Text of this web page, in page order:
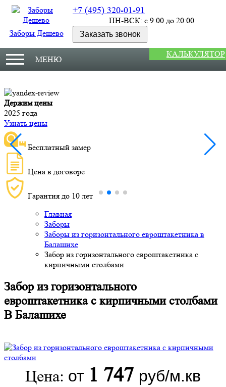
Заборы Дешево
+7 (495) 320-01-91
ПН-ВСК: с 9:00 до 20:00
Заказать звонок
МЕНЮ
КАЛЬКУЛЯТОР
Держим цены
2025 года
Узнать цены
Бесплатный замер
Цена в договоре
Гарантия до 10 лет
Главная
Заборы
Заборы из горизонтального евроштакетника в
Балашихе
Забор из горизонтального евроштакетника с
кирпичными столбами
Забор из горизонтального
евроштакетника с кирпичными столбами
В Балашихе
Цена: от 1 747 руб/м.кв